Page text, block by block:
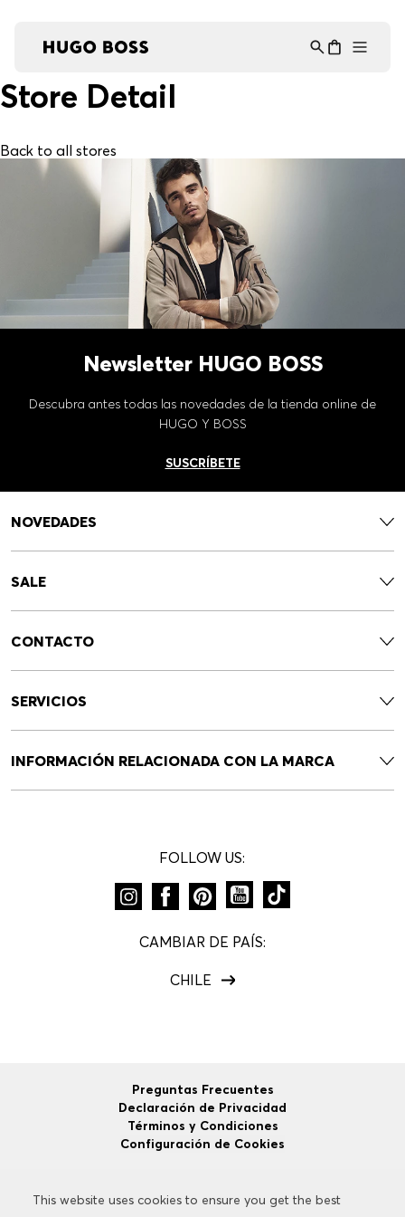
This website uses cookies to ensure you get the best
This website uses cookies to ensure you get the best
Store Detail
Back to all stores
Newsletter HUGO BOSS
Descubra antes todas las novedades de la tienda online de
HUGO Y BOSS
SUSCRÍBETE
NOVEDADES
SALE
CONTACTO
SERVICIOS
INFORMACIÓN RELACIONADA CON LA MARCA
FOLLOW US:
CAMBIAR DE PAÍS:
CHILE
Preguntas Frecuentes
Declaración de Privacidad
Términos y Condiciones
Configuración de Cookies
Asistente Virtual
en línea ⋮